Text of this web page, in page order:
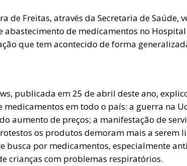
de Freitas, através da Secretaria de Saúde,
abastecimento de medicamentos no
que tem acontecido de forma
publicada em 25 de abril deste ano,
em todo o país: a guerra na
aumento de preços; a manifestação de
os produtos demoram mais a serem
busca por medicamentos, especialmente
crianças com problemas respiratórios.